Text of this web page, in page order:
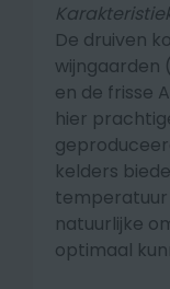
De druiven
wijngaarden
en de frisse
hier
kelders
temperatuur
natuurlijke
optimaal